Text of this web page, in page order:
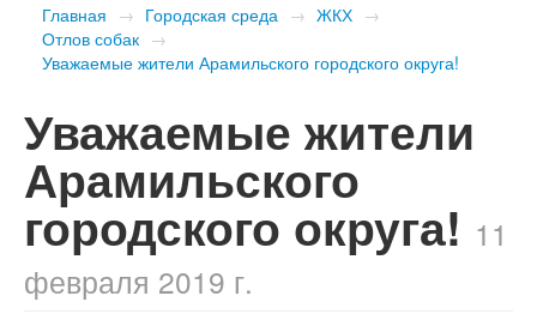
Главная → Городская среда → ЖКХ →
Отлов собак →
Уважаемые жители Арамильского городского округа!
Уважаемые жители
Арамильского
городского округа! 11
февраля 2019 г.